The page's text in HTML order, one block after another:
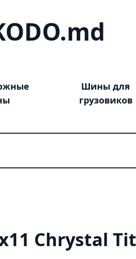
Шины для
грузовиков
Chrystal